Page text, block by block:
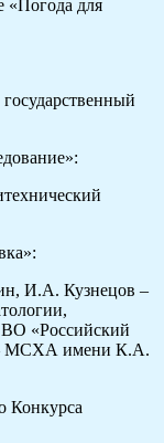
«Погода для
И.А. Кузнецов –
«Российский
– МСХА имени К.А.
Конкурса